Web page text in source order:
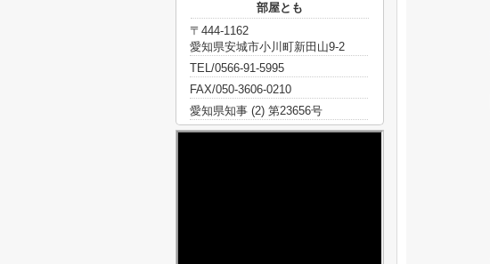
部屋とも
〒444-1162
愛知県安城市小川町新田山9-2
TEL/0566-91-5995
FAX/050-3606-0210
愛知県知事 (2) 第23656号